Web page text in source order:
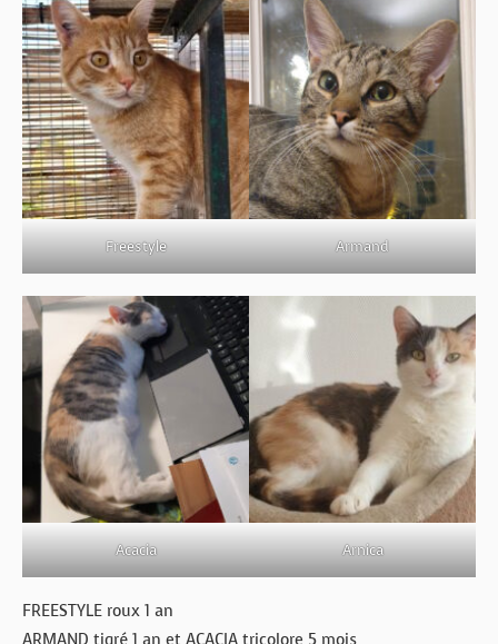
Freestyle Armand
Acacia Arnica
FREESTYLE roux 1 an